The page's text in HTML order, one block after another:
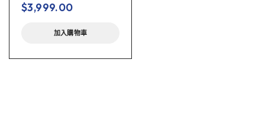
$3,999.00
加入購物車